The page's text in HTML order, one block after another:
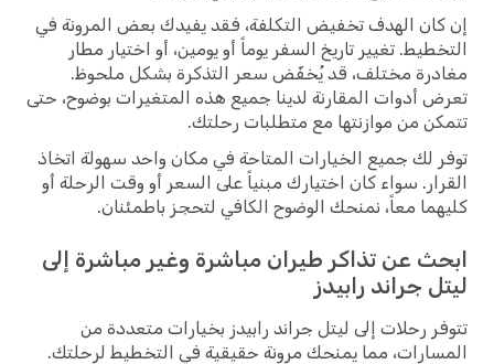
إن كان الهدف تخفيض التكلفة، فقد يفيدك بعض المرونة في
التخطيط. تغيير تاريخ السفر يوماً أو يومين، أو اختيار مطار
مغادرة مختلف، قد يُخفّض سعر التذكرة بشكل ملحوظ.
تعرض أدوات المقارنة لدينا جميع هذه المتغيرات بوضوح، حتى
تتمكن من موازنتها مع متطلبات رحلتك.
توفر لك جميع الخيارات المتاحة في مكان واحد سهولة اتخاذ
القرار. سواء كان اختيارك مبنياً على السعر أو وقت الرحلة أو
كليهما معاً، نمنحك الوضوح الكافي لتحجز باطمئنان.
ابحث عن تذاكر طيران مباشرة وغير مباشرة إلى
ليتل جراند رابيدز
تتوفر رحلات إلى ليتل جراند رابيدز بخيارات متعددة من
المسارات، مما يمنحك مرونة حقيقية في التخطيط لرحلتك.